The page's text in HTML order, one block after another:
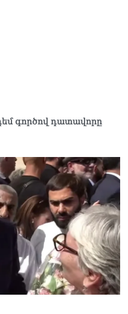
գործով դատավորը